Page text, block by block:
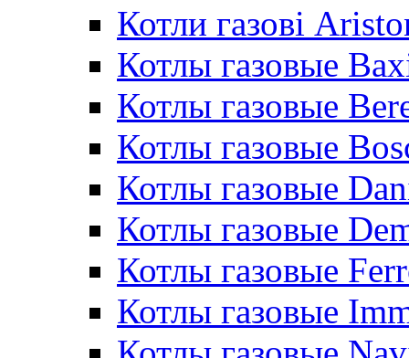
Котли газові
Котлы газовые
Котлы газовые
Котлы газовые
Котлы газовые
Котлы газовые
Котлы газовые
Котлы газовые